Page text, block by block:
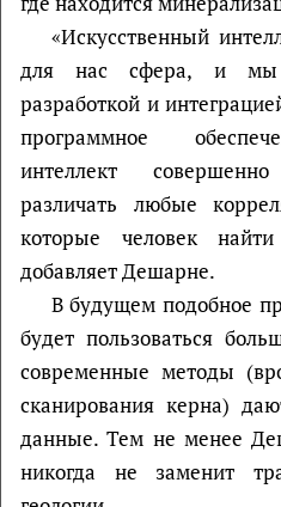
«Искусственный
для нас сфера, и мы
разработкой и
программное
интеллект
различать любые
которые человек
добавляет Дешарне.
В будущем подобное
будет пользоваться
современные методы
сканирования керна)
данные. Тем не менее
никогда не заменит